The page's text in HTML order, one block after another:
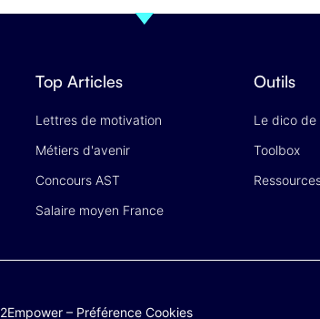
Top Articles
Lettres de motivation
Métiers d'avenir
Concours AST
Salaire moyen France
Outils
Le dico de
Toolbox
2Empower – Préférence Cookies